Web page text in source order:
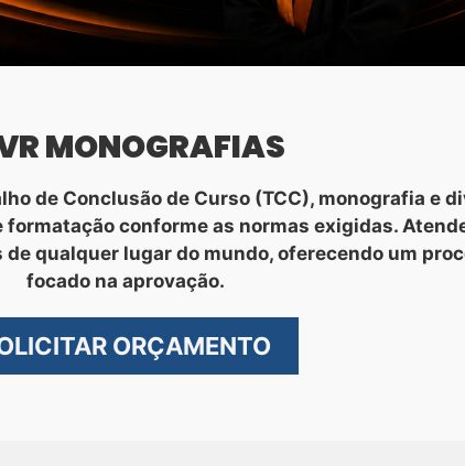
MONOGRAFIAS
de Conclusão de Curso (TCC), monografia e
conforme as normas exigidas.
qualquer lugar do mundo, oferecendo um
focado na aprovação.
ORÇAMENTO